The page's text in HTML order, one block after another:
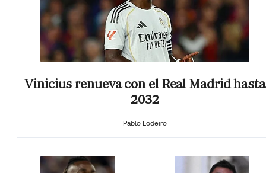
Vinicius renueva con el Real Madrid hasta
2032
Pablo Lodeiro